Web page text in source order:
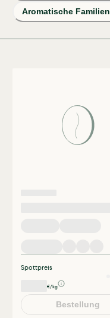
Aromatische Familien
Spottpreis
€/kg
Bestellung